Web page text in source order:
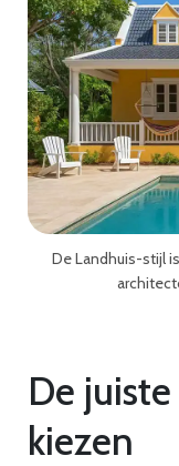
De Landhuis-stijl
De
kiezen